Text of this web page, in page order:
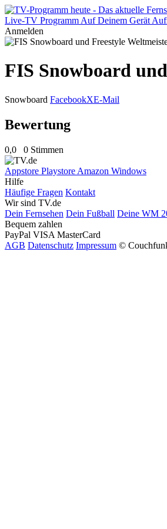
Live-TV Programm Auf Deinem Gerät
Anmelden
FIS Snowboard
Snowboard FacebookXE-Mail
Bewertung
0,0 0 Stimmen
Appstore Playstore Amazon Windows
Hilfe
Häufige Fragen Kontakt
Wir sind TV.de
Dein Fernsehen Dein Fußball Deine WM
Bequem zahlen
PayPal VISA MasterCard
AGB Datenschutz Impressum ©